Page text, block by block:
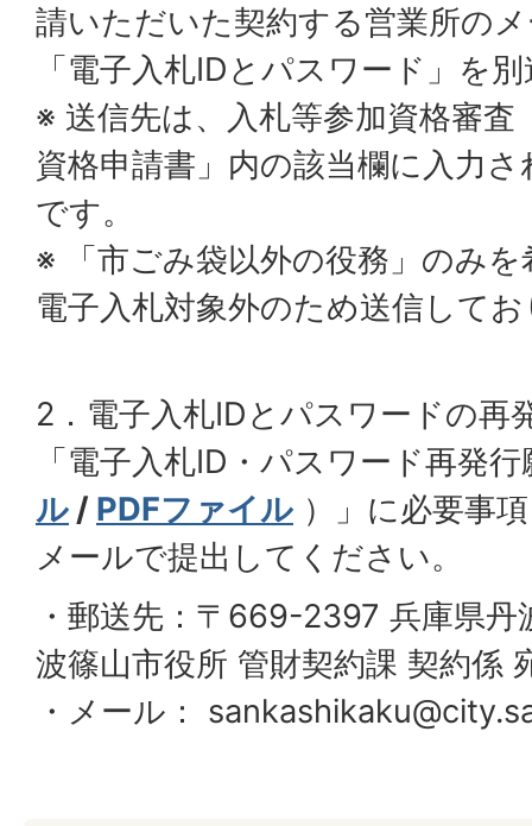
請いただいた契約する営業所の
「電子入札IDとパスワード」を
※ 送信先は、入札等参加資格審査
資格申請書」内の該当欄に入力
です。
※ 「市ごみ袋以外の役務」のみ
電子入札対象外のため送信して
2．電子入札IDとパスワードの再
「電子入札ID・パスワード再発
ル / PDFファイル ）」に必要事
メールで提出してください。
・郵送先：〒669-2397 兵庫県
波篠山市役所 管財契約課 契約係
・メール：